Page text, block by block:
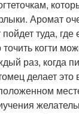
Аромат
пойдет туда,
точить когти
раз, когда
делает